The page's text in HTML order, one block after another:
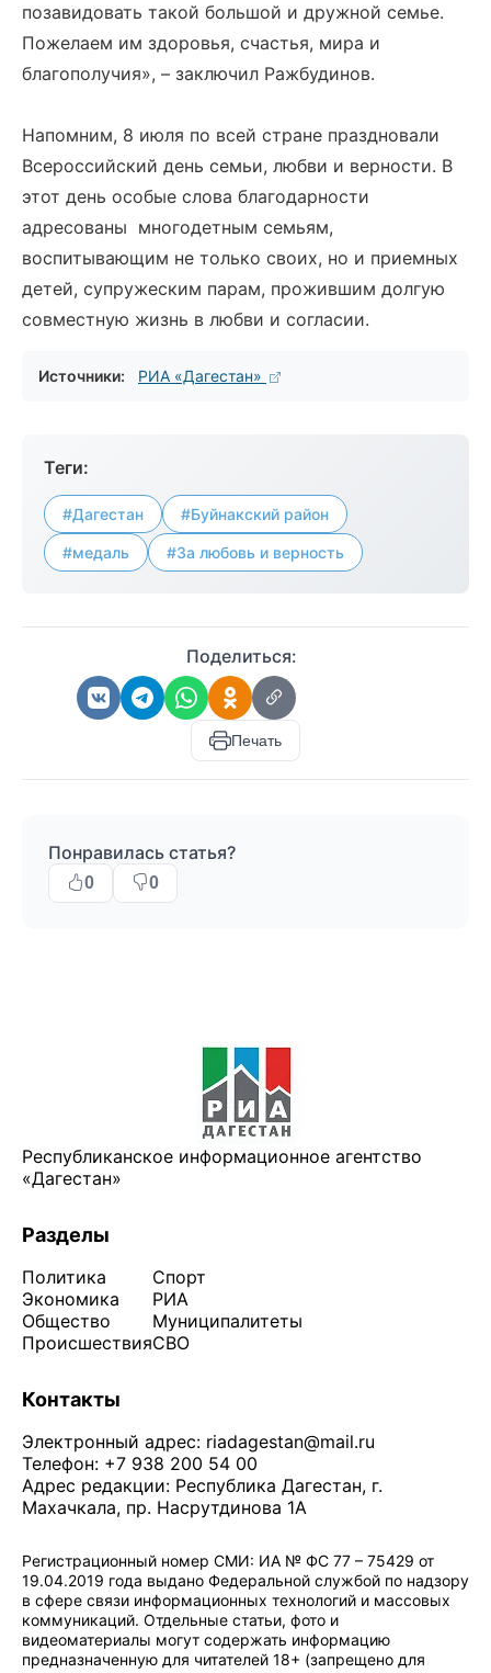
позавидовать такой большой и дружной семье.
Пожелаем им здоровья, счастья, мира и
благополучия», – заключил Ражбудинов.
Напомним, 8 июля по всей стране праздновали
Всероссийский день семьи, любви и верности. В
этот день особые слова благодарности
адресованы многодетным семьям,
воспитывающим не только своих, но и приемных
детей, супружеским парам, прожившим долгую
совместную жизнь в любви и согласии.
Источники: РИА «Дагестан»
Теги:
#Дагестан #Буйнакский район
#медаль #За любовь и верность
Поделиться:
Печать
Понравилась статья?
0 0
Республиканское информационное агентство
«Дагестан»
Разделы
Политика
Экономика
Общество
Происшествия
Спорт
РИА
Муниципалитеты
СВО
Контакты
Электронный адрес: riadagestan@mail.ru
Телефон: +7 938 200 54 00
Адрес редакции: Республика Дагестан, г.
Махачкала, пр. Насрутдинова 1А
Регистрационный номер СМИ: ИА № ФС 77 – 75429 от
19.04.2019 года выдано Федеральной службой по надзору
в сфере связи информационных технологий и массовых
коммуникаций. Отдельные статьи, фото и
видеоматериалы могут содержать информацию
предназначенную для читателей 18+ (запрещено для